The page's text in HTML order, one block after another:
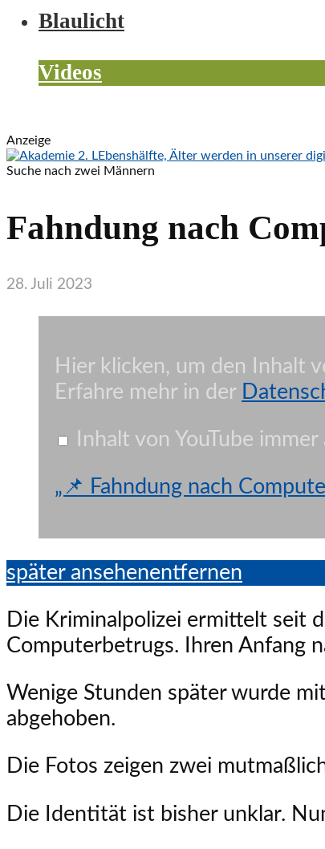
Blaulicht
Videos
Anzeige
Suche nach zwei Männern
Fahndung nach
28. Juli 2023
Computerbetrügern
Waldstadtjournal
anzeigen
Hier klicken, um den Inhalt
Erfahre mehr in der
Inhalt von YouTube immer
„📌 Fahndung nach
später ansehenentfernen
Die Kriminalpolizei ermittelt seit
Computerbetrugs. Ihren Anfang
Wenige Stunden später wurde
abgehoben.
Die Fotos zeigen zwei
Die Identität ist bisher unklar.